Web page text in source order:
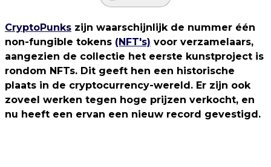
CryptoPunks zijn waarschijnlijk de nummer één
non-fungible tokens (NFT's) voor verzamelaars,
aangezien de collectie het eerste kunstproject is
rondom NFTs. Dit geeft hen een historische
plaats in de cryptocurrency-wereld. Er zijn ook
zoveel werken tegen hoge prijzen verkocht, en
nu heeft een ervan een nieuw record gevestigd.